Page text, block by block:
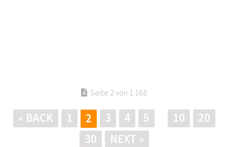
Seite 2 von 1.168
« BACK 1 2 3 4 5 10
20
30
NEXT »